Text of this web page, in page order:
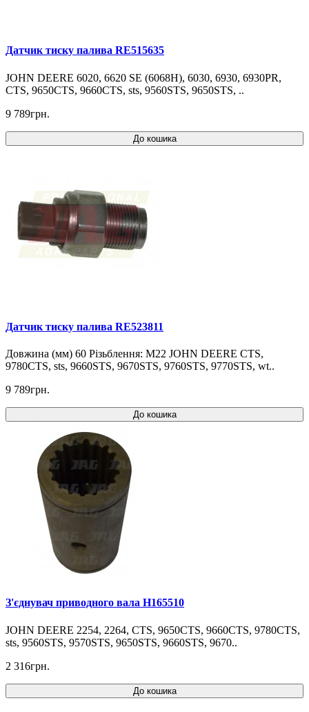
Датчик тиску палива RE515635
JOHN DEERE 6020, 6620 SE (6068H), 6030, 6930, 6930PR,
CTS, 9650CTS, 9660CTS, sts, 9560STS, 9650STS, ..
9 789грн.
До кошика
Датчик тиску палива RE523811
Довжина (мм) 60 Різьблення: M22 JOHN DEERE CTS,
9780CTS, sts, 9660STS, 9670STS, 9760STS, 9770STS, wt..
9 789грн.
До кошика
З'єднувач приводного вала H165510
JOHN DEERE 2254, 2264, CTS, 9650CTS, 9660CTS, 9780CTS,
sts, 9560STS, 9570STS, 9650STS, 9660STS, 9670..
2 316грн.
До кошика